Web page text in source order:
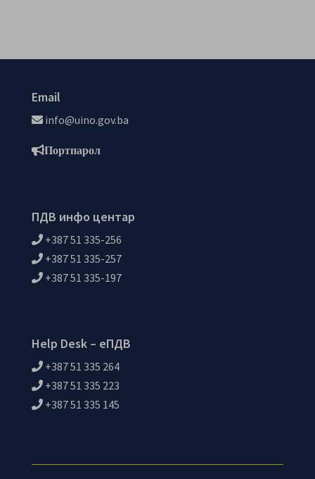
Email
info@uino.gov.ba
Портпарол
ПДВ инфо центар
+387 51 335-256
+387 51 335-257
+387 51 335-197
Help Desk – еПДВ
+387 51 335 264
+387 51 335 223
+387 51 335 145